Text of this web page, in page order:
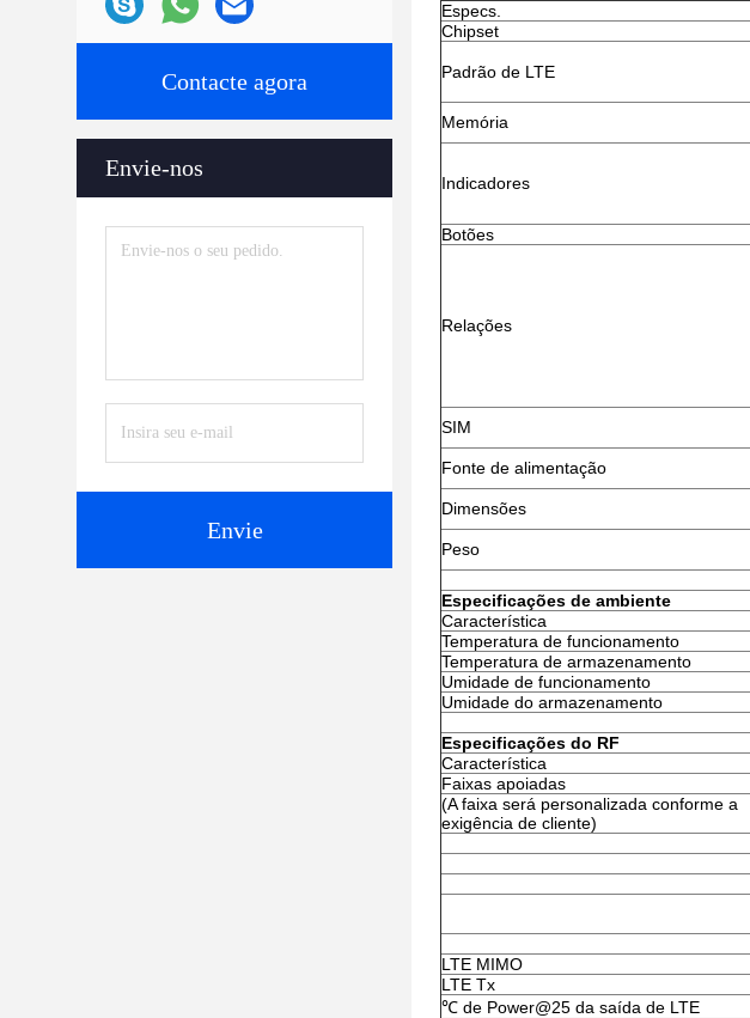
Contacte agora
Envie-nos
Envie
Especs.
Chipset
Padrão de LTE
Memória
Indicadores
Botões
Relações
SIM
Fonte de alimentação
Dimensões
Peso
Especificações de ambiente
Característica
Temperatura de funcionamento
Temperatura de armazenamento
Umidade de funcionamento
Umidade do armazenamento
Especificações do RF
Característica
Faixas apoiadas
(A faixa será personalizada conforme a
exigência de cliente)
LTE MIMO
LTE Tx
℃ de Power@25 da saída de LTE